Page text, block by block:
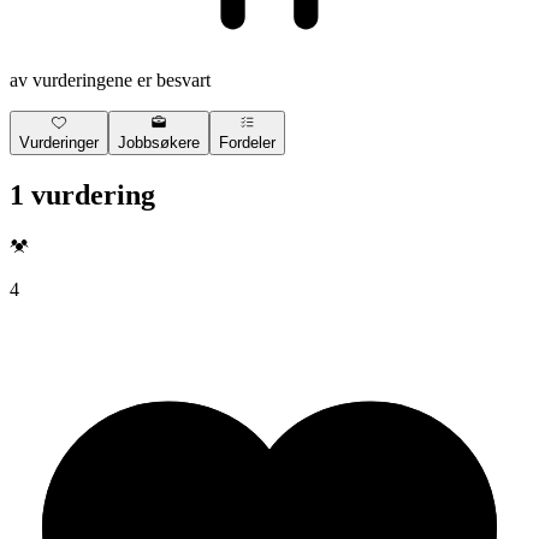
av vurderingene er besvart
Vurderinger Jobbsøkere Fordeler
1 vurdering
4